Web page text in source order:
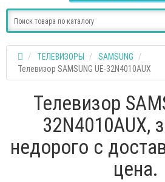
ТЕЛЕВИЗОРЫ
SAMSUNG
Телевизор SAMSUNG UE-32N4010AUX
Телевизор
32N4010AUX,
недорого с
цена.